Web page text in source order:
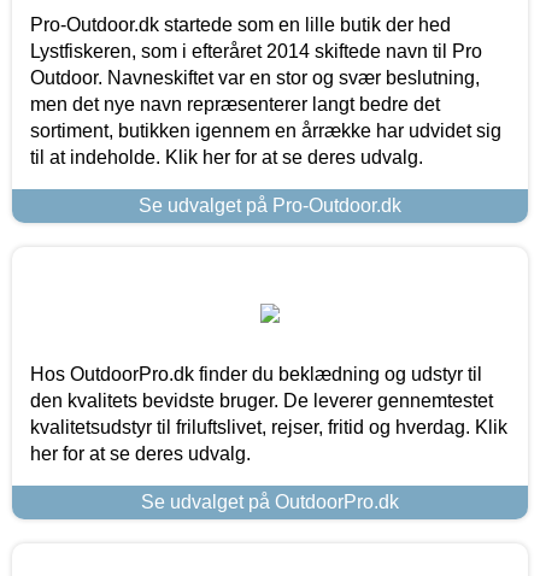
Pro-Outdoor.dk startede som en lille butik der hed
Lystfiskeren, som i efteråret 2014 skiftede navn til Pro
Outdoor. Navneskiftet var en stor og svær beslutning,
men det nye navn repræsenterer langt bedre det
sortiment, butikken igennem en årrække har udvidet sig
til at indeholde. Klik her for at se deres udvalg.
Se udvalget på Pro-Outdoor.dk
Hos OutdoorPro.dk finder du beklædning og udstyr til
den kvalitets bevidste bruger. De leverer gennemtestet
kvalitetsudstyr til friluftslivet, rejser, fritid og hverdag. Klik
her for at se deres udvalg.
Se udvalget på OutdoorPro.dk